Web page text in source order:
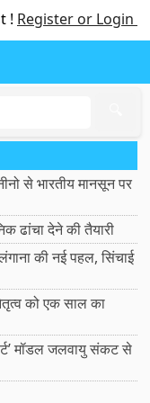
! Register or Login
से भारतीय मानसून पर
ढांचा देने की तैयारी
की नई पहल, सिंचाई
को एक साल का
मॉडल जलवायु संकट से